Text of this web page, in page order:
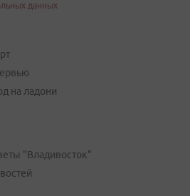
данных
на ладони
"Владивосток"